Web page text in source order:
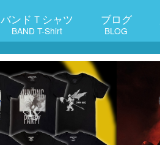
バンドＴシャツ
BAND T-Shirt
ブログ
BLOG